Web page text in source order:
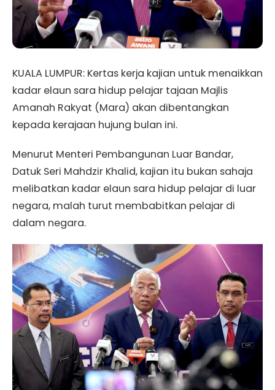
KUALA LUMPUR: Kertas kerja kajian untuk menaikkan
kadar elaun sara hidup pelajar tajaan Majlis
Amanah Rakyat (Mara) akan dibentangkan
kepada kerajaan hujung bulan ini.
Menurut Menteri Pembangunan Luar Bandar,
Datuk Seri Mahdzir Khalid, kajian itu bukan sahaja
melibatkan kadar elaun sara hidup pelajar di luar
negara, malah turut membabitkan pelajar di
dalam negara.